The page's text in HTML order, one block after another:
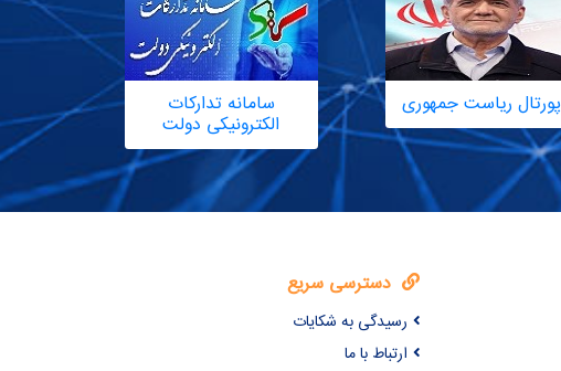
پورتال ریاست جمهوری سامانه تدارکات
الکترونیکی دولت
دسترسی سریع
رسیدگی به شکایات
ارتباط با ما